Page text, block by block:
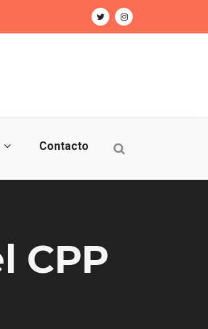
Contacto
CPP